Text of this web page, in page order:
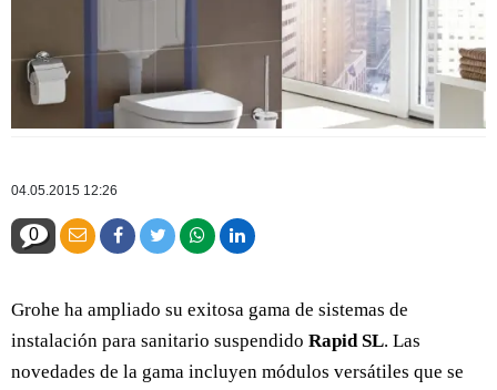
04.05.2015 12:26
0
Grohe ha ampliado su exitosa gama de sistemas de
instalación para sanitario suspendido Rapid SL. Las
novedades de la gama incluyen módulos versátiles que se